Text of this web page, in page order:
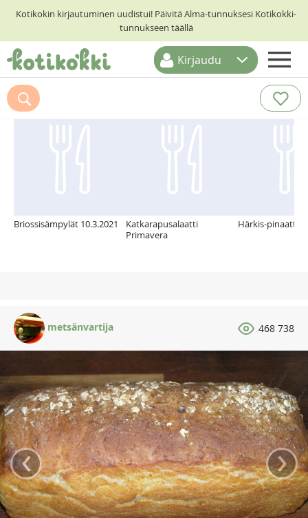
Kotikokin kirjautuminen uudistui! Päivitä Alma-tunnuksesi Kotikokki-
tunnukseen täällä
ETUSIVU
RESEPTIHAKU
Kirjaudu
Suosittelemme myös
Briossisämpylät 10.3.2021
Katkarapusalaatti
Primavera
Härkis-
metsänvartija 468 738
‹ ›